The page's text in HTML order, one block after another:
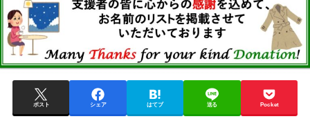
ポスト シェア はてブ 送る Pocket